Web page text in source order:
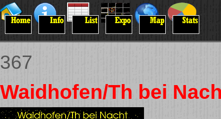
367
Waidhofen/Th bei